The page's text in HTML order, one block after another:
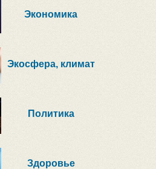
Экономика
Экосфера, климат
Политика
Здоровье